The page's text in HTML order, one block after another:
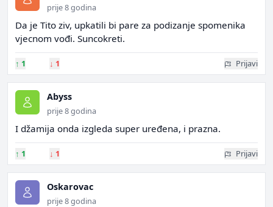
prije 8 godina
Da je Tito ziv, upkatili bi pare za podizanje spomenika
vjecnom vođi. Suncokreti.
↑ 1 ↓ 1 Prijavi
Abyss
prije 8 godina
I džamija onda izgleda super uređena, i prazna.
↑ 1 ↓ 1 Prijavi
Oskarovac
prije 8 godina